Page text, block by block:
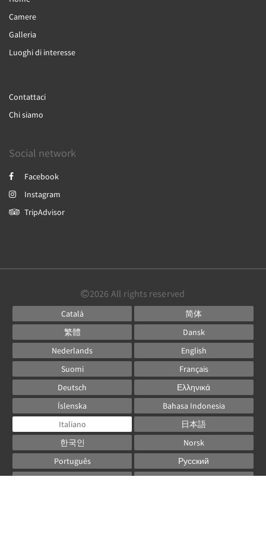
Camere
Galleria
Luoghi di interesse
Contattaci
Chi siamo
Social network
Facebook
Instagram
TripAdvisor
2026 All rights reserved
Català
简体
繁體
Dansk
Nederlands
English
Suomi
Français
Deutsch
Ελληνικά
Íslenska
Bahasa Indonesia
Italiano
日本語
한국인
Norsk
Português
Русский
Español
Svenska